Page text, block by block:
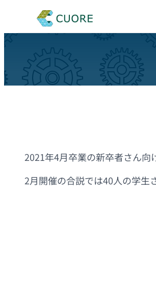
2021年4月卒業の新卒者さん向
2月開催の合説では40人の学生